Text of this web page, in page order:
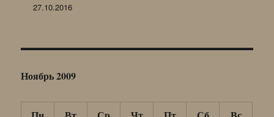
27.10.2016
Ноябрь 2009